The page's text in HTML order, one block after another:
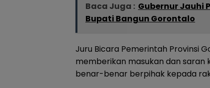
Baca Juga : Gubernur Jauhi
Bupati Bangun Gorontalo
Juru Bicara Pemerintah Provinsi
memberikan masukan dan saran
benar-benar berpihak kepada